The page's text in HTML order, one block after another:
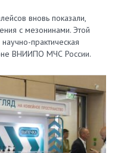
вновь показали,
с мезонинами. Этой
практическая
ВНИИПО МЧС России.